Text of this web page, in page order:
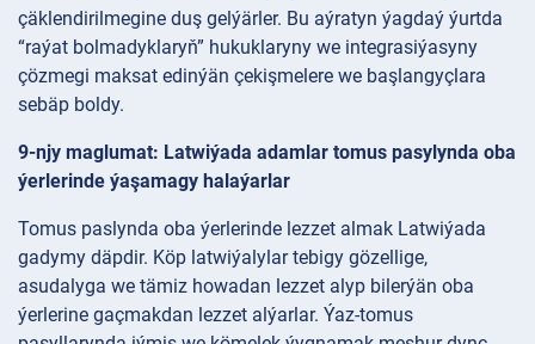
çäklendirilmegine duş gelýärler. Bu aýratyn ýagdaý ýurtda
“raýat bolmadyklaryň” hukuklaryny we integrasiýasyny
çözmegi maksat edinýän çekişmelere we başlangyçlara
sebäp boldy.
9-njy maglumat: Latwiýada adamlar tomus pasylynda oba
ýerlerinde ýaşamagy halaýarlar
Tomus paslynda oba ýerlerinde lezzet almak Latwiýada
gadymy däpdir. Köp latwiýalylar tebigy gözellige,
asudalyga we tämiz howadan lezzet alyp bilerýän oba
ýerlerine gaçmakdan lezzet alýarlar. Ýaz-tomus